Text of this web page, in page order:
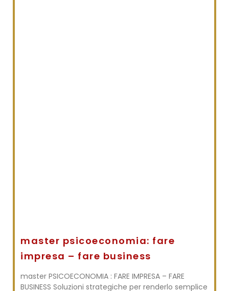
master psicoeconomia: fare
impresa – fare business
master PSICOECONOMIA : FARE IMPRESA – FARE
BUSINESS Soluzioni strategiche per renderlo semplice